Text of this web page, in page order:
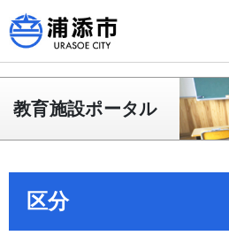
教育施設ポータル
区分